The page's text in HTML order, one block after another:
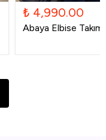
₺ 4,990.00
Abaya Elbise